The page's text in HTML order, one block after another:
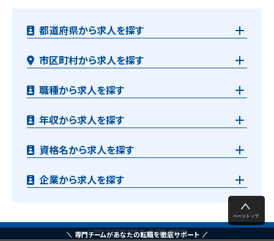
都道府県から求人を探す
市区町村から求人を探す
職種から求人を探す
年収から求人を探す
資格名から求人を探す
企業から求人を探す
© Open Up Construction Inc. All rights reserved.
専門チームがあなたの転職を徹底サポート